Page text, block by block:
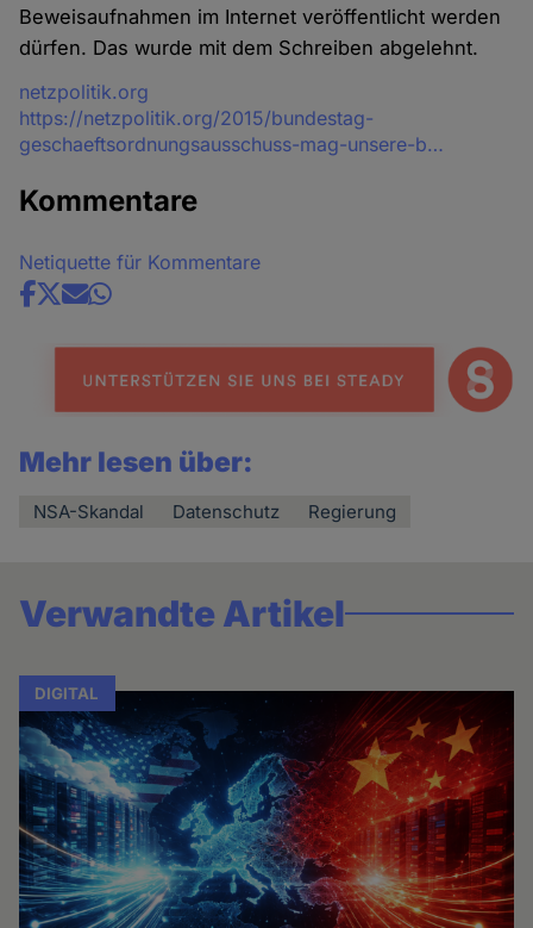
Beweisaufnahmen im Internet veröffentlicht werden
dürfen. Das wurde mit dem Schreiben abgelehnt.
Quelle
netzpolitik.org
https://netzpolitik.org/2015/bundestag-
geschaeftsordnungsausschuss-mag-unsere-b…
Kommentare
Netiquette für Kommentare
Share
news
Mehr lesen über:
NSA-Skandal Datenschutz Regierung
Verwandte Artikel
DIGITAL